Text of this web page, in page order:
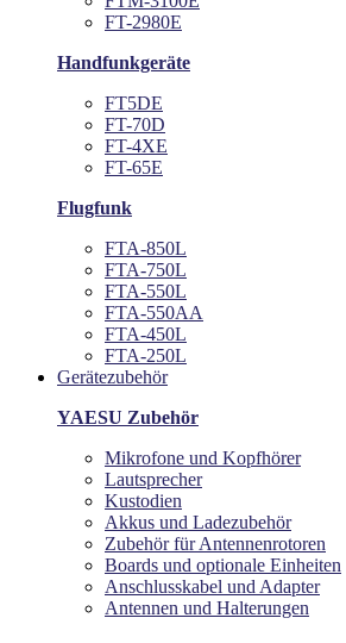
FT-2980E
Handfunkgeräte
FT5DE
FT-70D
FT-4XE
FT-65E
Flugfunk
FTA-850L
FTA-750L
FTA-550L
FTA-550AA
FTA-450L
FTA-250L
Gerätezubehör
YAESU Zubehör
Mikrofone und Kopfhörer
Lautsprecher
Kustodien
Akkus und Ladezubehör
Zubehör für Antennenrotoren
Boards und optionale Einheiten
Anschlusskabel und Adapter
Antennen und Halterungen